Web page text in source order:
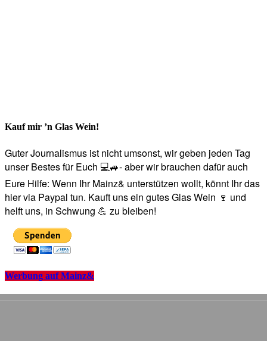
Kauf mir ’n Glas Wein!
Guter Journalismus ist nicht umsonst, wir geben jeden Tag
unser Bestes für Euch 💻🚙- aber wir brauchen dafür auch
Eure Hilfe: Wenn Ihr Mainz& unterstützen wollt, könnt Ihr das
hier via Paypal tun. Kauft uns ein gutes Glas Wein 🍷 und
helft uns, in Schwung 💪 zu bleiben!
Werbung auf Mainz&